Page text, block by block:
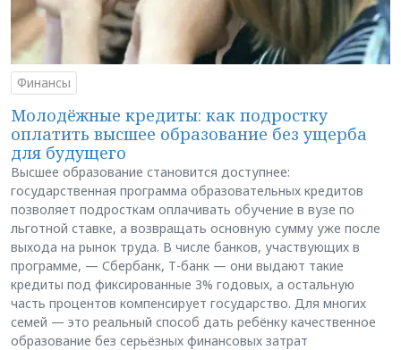
Финансы
Молодёжные кредиты: как подростку
оплатить высшее образование без ущерба
для будущего
Высшее образование становится доступнее:
государственная программа образовательных кредитов
позволяет подросткам оплачивать обучение в вузе по
льготной ставке, а возвращать основную сумму уже после
выхода на рынок труда. В числе банков, участвующих в
программе, — Сбербанк, Т-банк — они выдают такие
кредиты под фиксированные 3% годовых, а остальную
часть процентов компенсирует государство. Для многих
семей — это реальный способ дать ребёнку качественное
образование без серьёзных финансовых затрат